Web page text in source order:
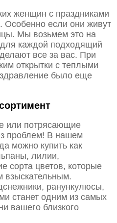
женщин с праздниками
Особенно если они живут
Мы возьмем это на
каждой подходящий
все за вас. При
открытки с теплыми
было еще
или потрясающие
проблем! В нашем
можно купить как
лилии,
сорта цветов, которые
взыскательным.
ранункулюсы,
станет одним из самых
вашего близкого